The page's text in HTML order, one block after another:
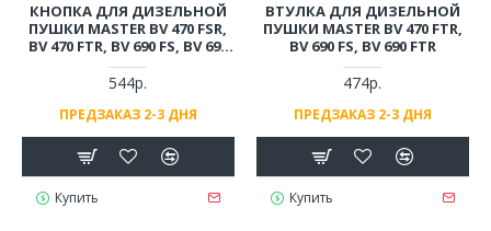
КНОПКА ДЛЯ ДИЗЕЛЬНОЙ
ПУШКИ MASTER BV 470 FSR,
BV 470 FTR, BV 690 FS, BV 690
FTR
544р.
ПРЕДЗАКАЗ 2-3 ДНЯ
Купить
ВТУЛКА ДЛЯ ДИЗЕЛЬНОЙ
ПУШКИ MASTER BV 470 FTR,
BV 690 FS, BV 690 FTR
474р.
ПРЕДЗАКАЗ 2-3 ДНЯ
Купить